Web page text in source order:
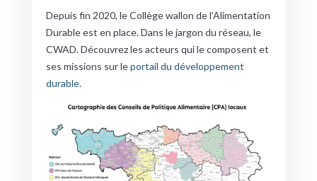
Depuis fin 2020, le Collège wallon de l’Alimentation
Durable est en place. Dans le jargon du réseau, le
CWAD. Découvrez les acteurs qui le composent et
ses missions sur leportail du développement
durable.